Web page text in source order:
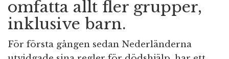
omfatta allt fler grupper,
inklusive barn.
För första gången sedan Nederländerna